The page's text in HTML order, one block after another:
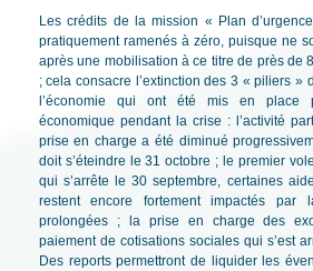
Les crédits de la mission « Plan
pratiquement ramenés à zéro, puisque ne
après une mobilisation à ce titre de près de
; cela consacre l’extinction des 3 « piliers »
l’économie qui ont été mis en place
économique pendant la crise : l’activité
prise en charge a été diminué
doit s’éteindre le 31 octobre ; le premier
qui s’arrête le 30 septembre, certaines
restent encore fortement impactés par
prolongées ; la prise en charge des
paiement de cotisations sociales qui s’est
Des reports permettront de liquider les